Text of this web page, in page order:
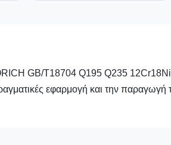
GB/T18704 Q195 Q235
εφαρμογή και την παραγωγή